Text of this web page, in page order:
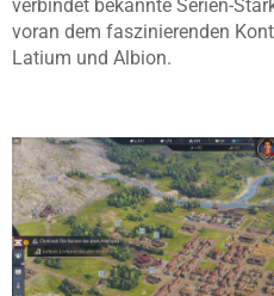
verbindet bekannte Serien-
voran dem faszinierenden
Latium und Albion.